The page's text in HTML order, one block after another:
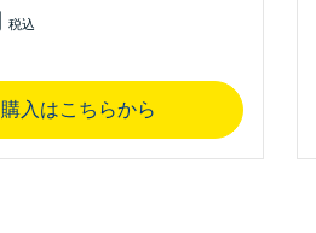
購入はこちらから